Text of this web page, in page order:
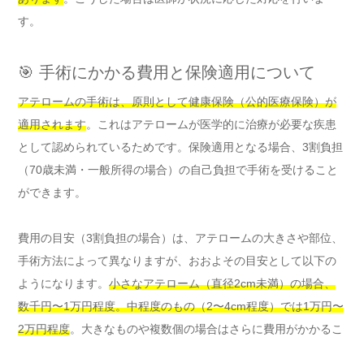
す。
🎯 手術にかかる費用と保険適用について
アテロームの手術は、原則として健康保険（公的医療保険）が
適用されます。これはアテロームが医学的に治療が必要な疾患
として認められているためです。保険適用となる場合、3割負担
（70歳未満・一般所得の場合）の自己負担で手術を受けること
ができます。
費用の目安（3割負担の場合）は、アテロームの大きさや部位、
手術方法によって異なりますが、おおよその目安として以下の
ようになります。 小さなアテローム（直径2cm未満）の場合、
数千円〜1万円程度。中程度のもの（2〜4cm程度）では1万円〜
2万円程度。大きなものや複数個の場合はさらに費用がかかるこ